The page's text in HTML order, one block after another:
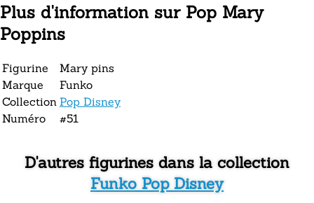
Plus d'information sur Pop Mary
Poppins
Figurine
Mary pins
Marque
Funko
Collection Pop Disney
Numéro
#51
D'autres figurines dans la collection
Funko Pop Disney